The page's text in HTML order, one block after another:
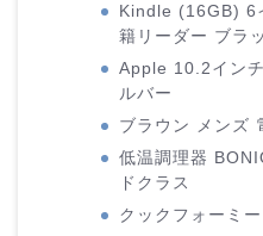
Kindle (16GB) 6
籍リーダー ブラ
Apple 10.2イン
ルバー
ブラウン メンズ
低温調理器
ドクラス
クックフォーミ